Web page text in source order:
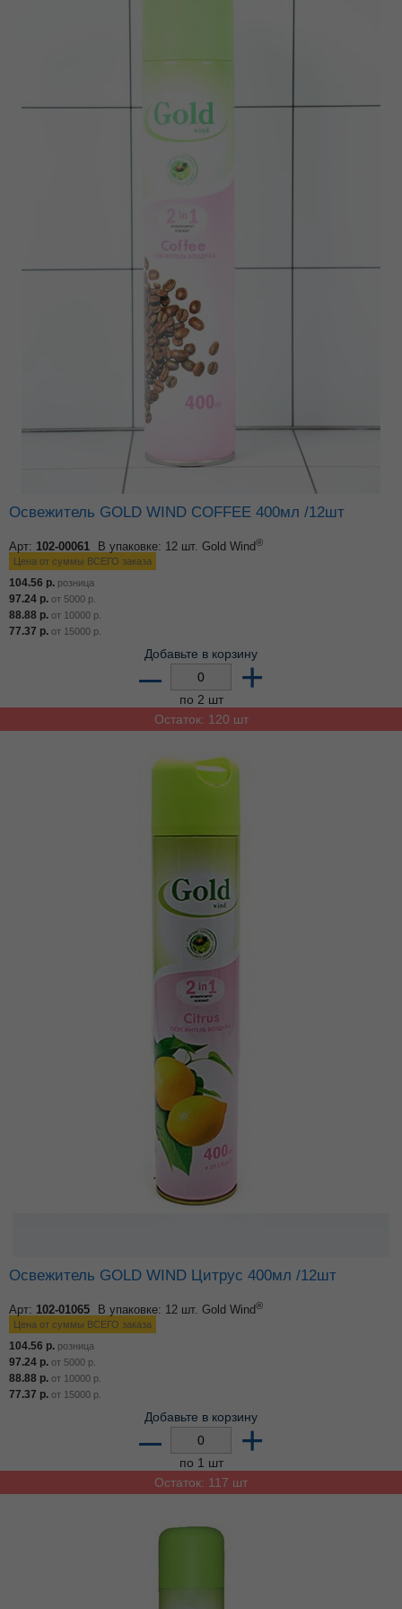
Освежитель GOLD WIND COFFEE 400мл /12шт
Арт: 102-00061 В упаковке: 12 шт. Gold Wind®
Цена от суммы ВСЕГО заказа
104.56 р. розница
97.24 р. от 5000 р.
88.88 р. от 10000 р.
77.37 р. от 15000 р.
Добавьте в корзину
– +
по 2 шт
Остаток: 120 шт
Освежитель GOLD WIND Цитрус 400мл /12шт
Арт: 102-01065 В упаковке: 12 шт. Gold Wind®
Цена от суммы ВСЕГО заказа
104.56 р. розница
97.24 р. от 5000 р.
88.88 р. от 10000 р.
77.37 р. от 15000 р.
Добавьте в корзину
– +
по 1 шт
Остаток: 117 шт